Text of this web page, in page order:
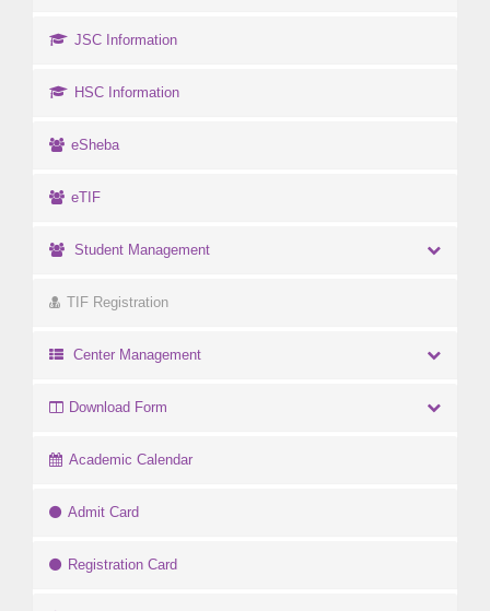
JSC Information
HSC Information
eSheba
eTIF
Student Management
TIF Registration
Center Management
Download Form
Academic Calendar
Admit Card
Registration Card